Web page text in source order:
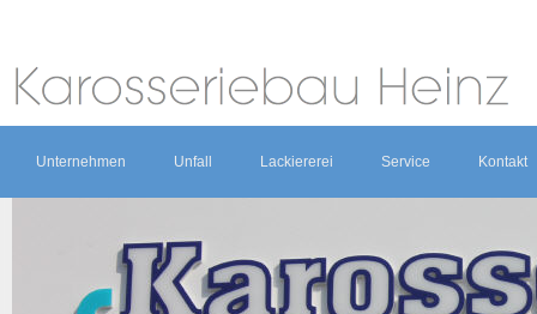
Unternehmen Unfall Lackiererei Service Kontakt